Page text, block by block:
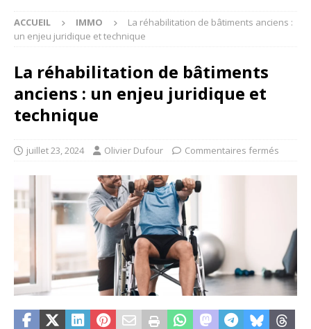
ACCUEIL IMMO
La réhabilitation de bâtiments anciens :
un enjeu juridique et technique
La réhabilitation de bâtiments
anciens : un enjeu juridique et
technique
juillet 23, 2024 Olivier Dufour Commentaires fermés